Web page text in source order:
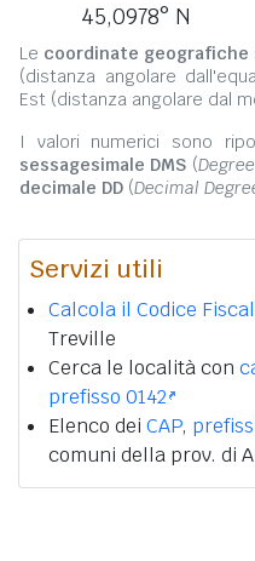
45,0978° N
Le coordinate geografiche
(distanza angolare
Est (distanza angolare dal
I valori numerici sono
sessagesimale DMS (
decimale DD (Decimal
Servizi utili
Calcola il Codice
Treville
Cerca le località con
prefisso 0142
Elenco dei CAP,
comuni della prov. di